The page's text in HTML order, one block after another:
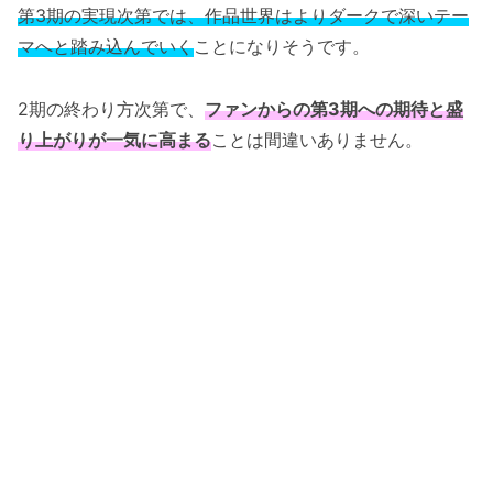
第3期の実現次第では、作品世界はよりダークで深いテー
マへと踏み込んでいくことになりそうです。
2期の終わり方次第で、 ファンからの第3期への期待と盛
り上がりが一気に高まることは間違いありません。